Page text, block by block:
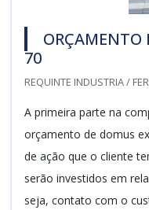
ORÇAMENTO
70
REQUINTE INDUSTRIA /
A primeira parte na
orçamento de domus
de ação que o cliente
serão investidos em
seja, contato com o